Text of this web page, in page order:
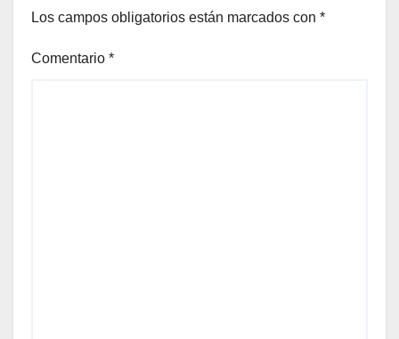
Los campos obligatorios están marcados con *
Comentario *